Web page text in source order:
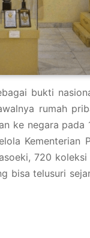
bukti
rumah
ke negara pada
Kementerian
720
bisa telusuri